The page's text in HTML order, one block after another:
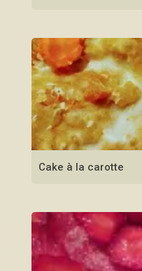
Cake à la carotte